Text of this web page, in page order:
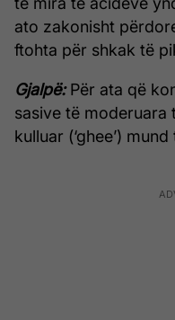
ato zakonisht
ftohta për shkak të
Gjalpë:Për ata që
sasive të moderuara
kulluar (‘ghee’)